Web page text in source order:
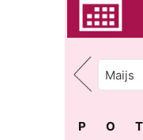
P O T